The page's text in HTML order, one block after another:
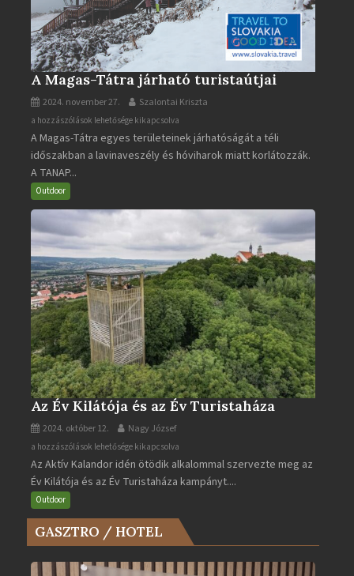
A Magas-Tátra járható turistaútjai
2024. november 27. Szalontai Kriszta
A
Magas-
Tátra
járható
turistaútjai
a hozzászólások lehetősége kikapcsolva
A Magas-Tátra egyes területeinek járhatóságát a téli
időszakban a lavinaveszély és hóviharok miatt korlátozzák.
A TANAP...
Outdoor
Az Év Kilátója és az Év Turistaháza
2024. október 12. Nagy József
Az
Év
Kilátója
és
az
Év
bejegyzéshez
a hozzászólások lehetősége kikapcsolva
Az Aktív Kalandor idén ötödik alkalommal szervezte meg az
Év Kilátója és az Év Turistaháza kampányt....
Outdoor
GASZTRO / HOTEL